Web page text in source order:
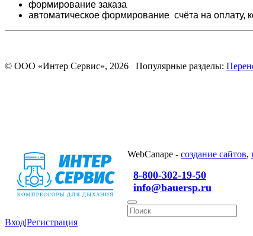
формирование заказа
автоматическое формирование счёта на оплату,
© ООО «Интер Сервис», 2026 Популярные разделы:
WebCanape - создание сайтов,
8-800-302-19-50
info@bauersp.ru
Вход|Регистрация